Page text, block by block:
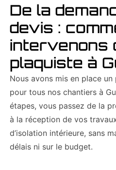
De la
devis :
intervenons
plaquiste à
Nous avons mis en place
pour tous nos chantiers à
étapes, vous passez de la
à la réception de vos
d’isolation intérieure, sans
délais ni sur le budget.